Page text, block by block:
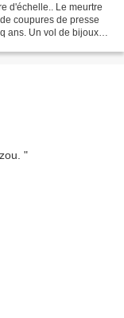
d'échelle.. Le meurtre
coupures de presse
ans. Un vol de bijoux